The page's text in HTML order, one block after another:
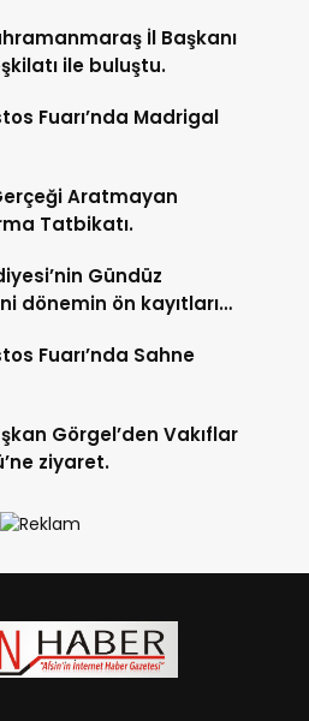
İl Başkanı
ile buluştu.
Fuarı’nda Madrigal
Aratmayan
Tatbikatı.
Gündüz
dönemin ön kayıtları
Fuarı’nda Sahne
Görgel’den Vakıflar
ziyaret.